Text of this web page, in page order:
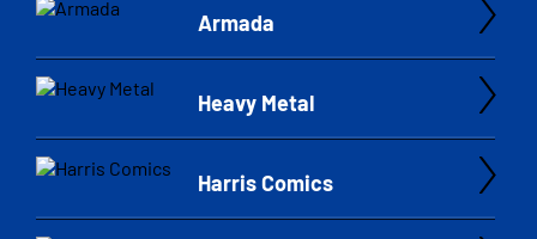
Armada
Heavy Metal
Harris Comics